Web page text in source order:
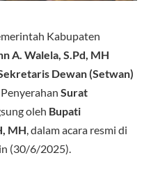
Kabupaten
A. Walela, S.Pd, MH
Dewan (Setwan)
Penyerahan Surat
oleh Bupati
MH, dalam acara resmi di
(30/6/2025).